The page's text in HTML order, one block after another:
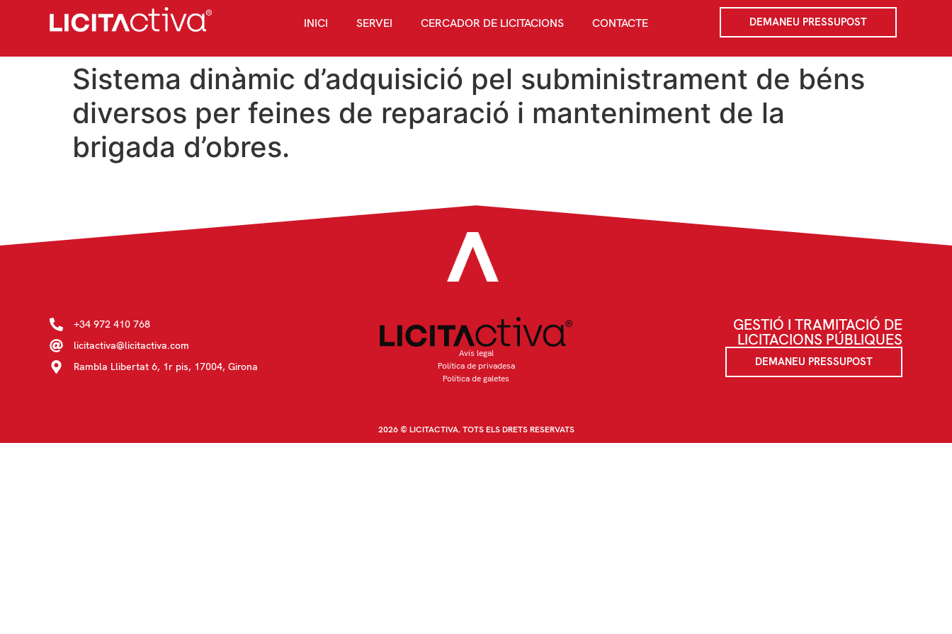
INICI SERVEI CERCADOR DE LICITACIONS CONTACTE DEMANEU PRESSUPOST
Sistema dinàmic d’adquisició pel subministrament de béns
diversos per feines de reparació i manteniment de la
brigada d’obres.
+34 972 410 768
licitactiva@licitactiva.com
Rambla Llibertat 6, 1r pis, 17004, Girona
Avís legal
Política de privadesa
Política de galetes
GESTIÓ I TRAMITACIÓ DE
LICITACIONS PÚBLIQUES
DEMANEU PRESSUPOST
2026 © LICITACTIVA. TOTS ELS DRETS RESERVATS